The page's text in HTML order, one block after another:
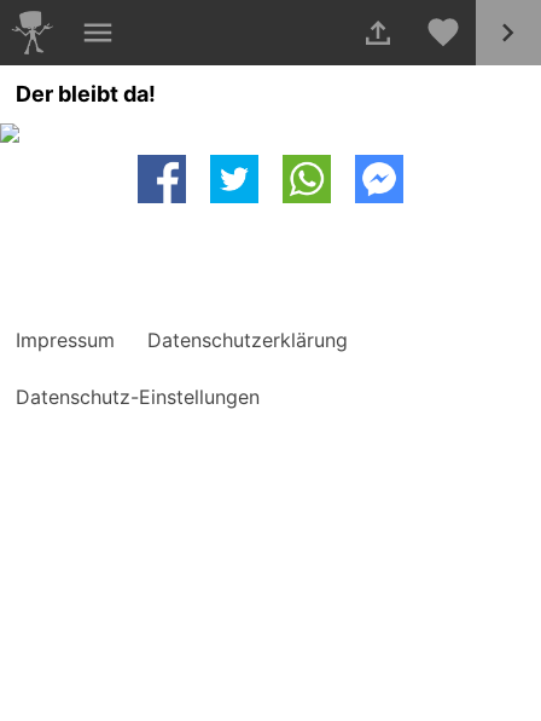
Der bleibt da!
Impressum Datenschutzerklärung
Datenschutz-Einstellungen